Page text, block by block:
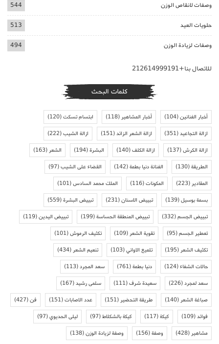
وصفات لانقاص الوزن 544
حلويات العيد 513
وصفات لزيادة الوزن 494
للاتصال بنا+212614999191
كلمات البحث
أخبار الفنانين(104) أخبار المشاهير(118) ابتسام تسكت(120)
ازالة التجاعيد(351) ازالة الشعر الزائد(151) ازالة الشيب(222)
ازالة الكرش(137) ازالة الكلف(140) البشرة(194) الشعر(163)
الطريقة(130) الفنانة دنيا بطمة(142) القضاء على الشيب(97)
المقادير(223) المكونات(116) الملك محمد السادس(101)
بسمة بوسيل(139) تبييض الاسنان(231) تبييض البشرة(559)
تبييض الجسم(332) تبييض المنطقة الحساسة(199) تبييض اليدين(119)
تعطير الجسم(95) تقوية الشعر(109) تكثيف الرموش(101)
تكثيف الشعر(195) تلميع الاواني(103) تنعيم الشعر(434)
حالات الشفاء(124) دنيا بطمة(761) سعد المجرد(113)
سعد لمجرد(226) سعيدة شرف(111) سلمى رشيد(167)
صباغة الشعر(140) طريقة التحضير(151) عدد الاصابات(151) فن(427)
فوائد(109) كيكة(117) كيكة بالشكلاط(97) ليلى الحديوي(97)
مشاهير(428) وصفة(156) وصفة لزيادة الوزن(138)